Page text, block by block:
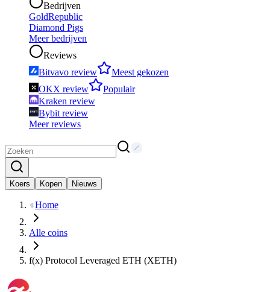
Bedrijven
GoldRepublic
Diamond Pigs
Meer bedrijven
Reviews
Bitvavo review
Meest gekozen
OKX review
Populair
Kraken review
Bybit review
Meer reviews
Koers Kopen Nieuws
Home
Alle coins
f(x) Protocol Leveraged ETH (XETH)